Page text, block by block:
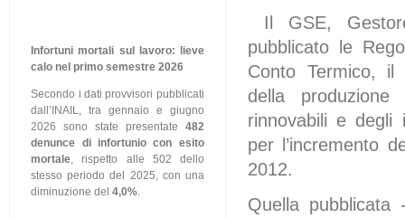
Infortuni mortali sul lavoro: lieve
calo nel primo semestre 2026
Secondo i dati provvisori pubblicati
dall’INAIL, tra gennaio e giugno
2026 sono state presentate 482
denunce di infortunio con esito
mortale, rispetto alle 502 dello
stesso periodo del 2025, con una
diminuzione del4,0%.
Il GSE,
pubblicato le
Conto Termico, il
della
rinnovabili e degli
per l’incremento
2012.
Quella